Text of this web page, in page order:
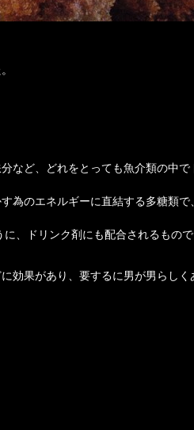
ど、どれをとっても魚介類の中で
為のエネルギーに直結する多糖類
ドリンク剤にも配合されるもので
果があり、要するに男が男らしく